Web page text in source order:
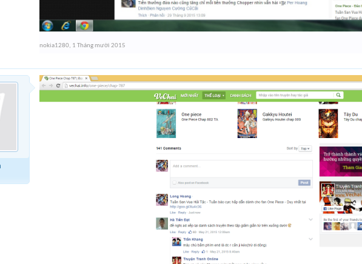
nokia1280, 1 Tháng mười 2015